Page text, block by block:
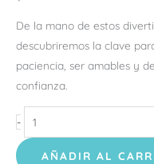
De la mano de estos
descubriremos la clave
paciencia, ser amables y
confianza.
-
AÑADIR AL